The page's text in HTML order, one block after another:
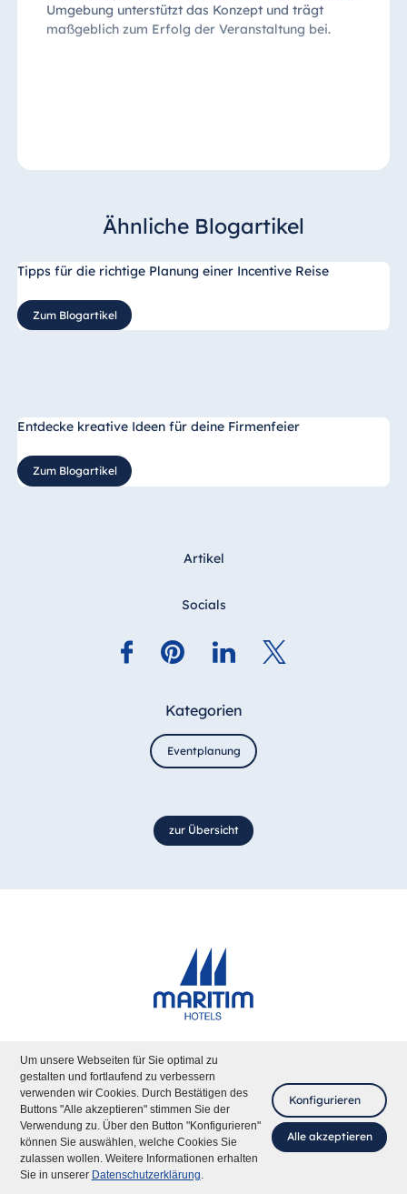
Um unsere Webseiten für Sie optimal zu
gestalten und fortlaufend zu verbessern
verwenden wir Cookies. Durch Bestätigen des
Buttons "Alle akzeptieren" stimmen Sie der
Verwendung zu. Über den Button "Konfigurieren"
können Sie auswählen, welche Cookies Sie
zulassen wollen. Weitere Informationen erhalten
Sie in unserer Datenschutzerklärung.
Konfigurieren
Alle akzeptieren
Umgebung unterstützt das Konzept und trägt
maßgeblich zum Erfolg der Veranstaltung bei.
Ähnliche Blogartikel
Tipps für die richtige Planung einer Incentive Reise
Zum Blogartikel
Entdecke kreative Ideen für deine Firmenfeier
Zum Blogartikel
Artikel
Socials
Kategorien
Eventplanung
zur Übersicht
© Maritim Hotelgesellschaft mbH,
Herforder Straße 2, 32105 Bad Salzuflen
Maritim international
Fragen Sie mich